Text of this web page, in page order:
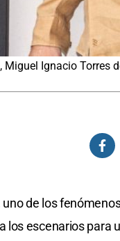
Miguel Ignacio
uno de los
los escenarios para